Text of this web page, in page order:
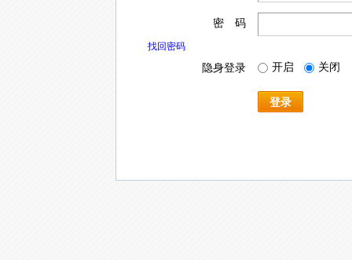
密 码
找回密码
隐身登录 开启 关闭
登录